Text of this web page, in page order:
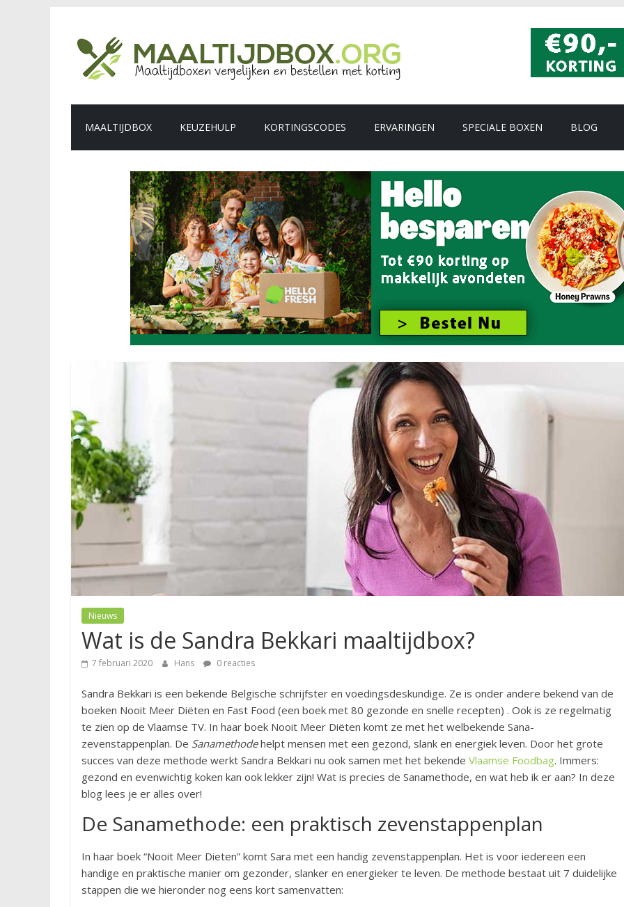
MAALTIJDBOX KEUZEHULP KORTINGSCODES ERVARINGEN SPECIALE BOXEN BLOG
Nieuws
Wat is de Sandra Bekkari maaltijdbox?
7 februari 2020 Hans 0 reacties
Sandra Bekkari is een bekende Belgische schrijfster en voedingsdeskundige. Ze is onder andere bekend van de
boeken Nooit Meer Diëten en Fast Food (een boek met 80 gezonde en snelle recepten) . Ook is ze regelmatig
te zien op de Vlaamse TV. In haar boek Nooit Meer Diëten komt ze met het welbekende Sana-
zevenstappenplan. De Sanamethodehelpt mensen met een gezond, slank en energiek leven. Door het grote
succes van deze methode werkt Sandra Bekkari nu ook samen met het bekende Vlaamse Foodbag. Immers:
gezond en evenwichtig koken kan ook lekker zijn! Wat is precies de Sanamethode, en wat heb ik er aan? In deze
blog lees je er alles over!
De Sanamethode: een praktisch zevenstappenplan
In haar boek “Nooit Meer Dieten” komt Sara met een handig zevenstappenplan. Het is voor iedereen een
handige en praktische manier om gezonder, slanker en energieker te leven. De methode bestaat uit 7 duidelijke
stappen die we hieronder nog eens kort samenvatten: